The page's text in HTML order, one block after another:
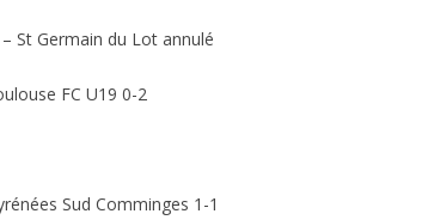
St Germain du Lot annulé
FC U19 0-2
Sud Comminges 1-1